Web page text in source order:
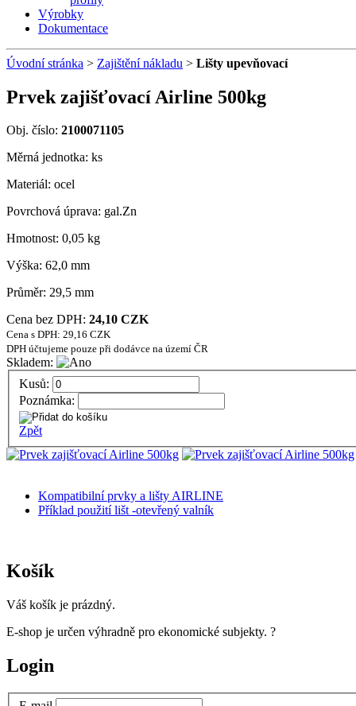
Výrobky
Dokumentace
Úvodní stránka > Zajištění nákladu > Lišty upevňovací
Prvek zajišťovací Airline 500kg
Obj. číslo: 2100071105
Měrná jednotka: ks
Materiál: ocel
Povrchová úprava: gal.Zn
Hmotnost: 0,05 kg
Výška: 62,0 mm
Průměr: 29,5 mm
Cena bez DPH: 24,10 CZK
Cena s DPH: 29,16 CZK
DPH účtujeme pouze při dodávce na území ČR
Skladem:
Kusů:
Poznámka:
Zpět
Kompatibilní prvky a lišty AIRLINE
Příklad použití lišt -otevřený valník
Košík
Váš košík je prázdný.
E-shop je určen výhradně pro ekonomické subjekty. ?
Login